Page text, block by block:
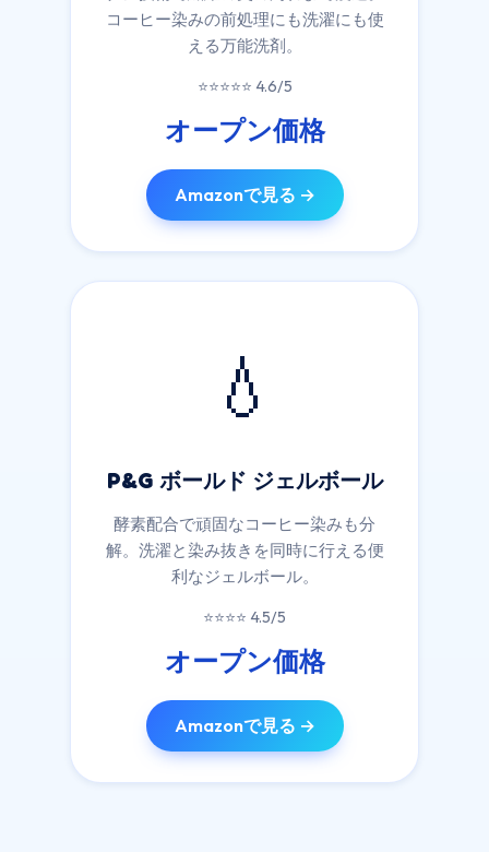
コーヒー染みの前処理にも洗濯にも使
える万能洗剤。
⭐⭐⭐⭐⭐ 4.6/5
オープン価格
Amazonで見る →
💧
P&G ボールド ジェルボール
酵素配合で頑固なコーヒー染みも分
解。洗濯と染み抜きを同時に行える便
利なジェルボール。
⭐⭐⭐⭐ 4.5/5
オープン価格
Amazonで見る →